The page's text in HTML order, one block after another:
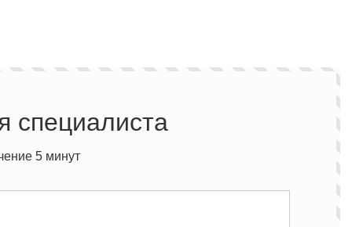
специалиста
5 минут